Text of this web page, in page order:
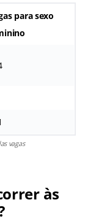
para sexo
vagas
às